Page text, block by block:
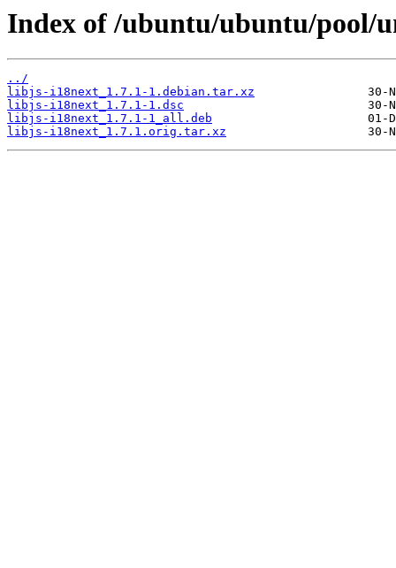
Index of /ubuntu/ubuntu/pool/
../
libjs-i18next_1.7.1-1.debian.tar.xz
libjs-i18next_1.7.1-1.dsc
libjs-i18next_1.7.1-1_all.deb
libjs-i18next_1.7.1.orig.tar.xz